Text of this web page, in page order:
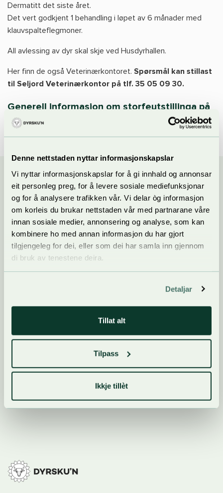
Denne nettstaden nyttar informasjonskapslar
Vi nyttar informasjonskapslar for å gi innhald og annonsar
eit personleg preg, for å levere sosiale mediefunksjonar
og for å analysere trafikken vår. Vi delar òg informasjon
om korleis du brukar nettstaden vår med partnarane våre
innan sosiale medier, annonsering og analyse, som kan
kombinere ho med annan informasjon du har gjort
tilgjengeleg for dei, eller som dei har samla inn gjennom
di bruk av tenestene deira.
Detaljar
Tillat alt
Tilpass
Ikkje tillèt
Dermatitt det siste året.
Det vert godkjent 1 behandling i løpet av 6 månader med
klauvspalteflegmoner.
All avlessing av dyr skal skje ved Husdyrhallen.
Her finn de også Veterinærkontoret. Spørsmål kan stillast
til Seljord Veterinærkontor på tlf. 35 05 09 30.
Generell informasjon om storfeutstillinga på
Dyrsku’n finn du her.
Kontakt oss
Dyrsku'n Arrangement AS
Telefon: +47 35 06 57 70
E-post:post@dyrskun.no
For utstillarar
Telefon:+47 35 06 57 70
utstillar@dyrskun.no